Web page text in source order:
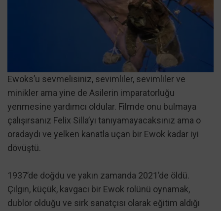
Ewoks’u sevmelisiniz, sevimliler, sevimliler ve
minikler ama yine de Asilerin imparatorluğu
yenmesine yardımcı oldular. Filmde onu bulmaya
çalışırsanız Felix Silla’yı tanıyamayacaksınız ama o
oradaydı ve yelken kanatla uçan bir Ewok kadar iyi
dövüştü.
1937’de doğdu ve yakın zamanda 2021’de öldü.
Çılgın, küçük, kavgacı bir Ewok rolünü oynamak,
dublör olduğu ve sirk sanatçısı olarak eğitim aldığı